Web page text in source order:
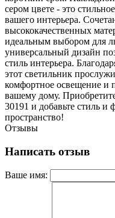
сером цвете - это
вашего интерьера.
высококачественных
идеальным выбором для
универсальный дизайн
стиль интерьера.
этот светильник
комфортное освещение
вашему дому.
30191 и добавьте стиль и
пространство!
Отзывы
Написать отзыв
Ваше имя: